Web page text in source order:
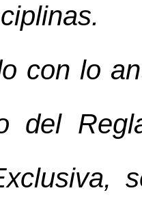
con lo
del